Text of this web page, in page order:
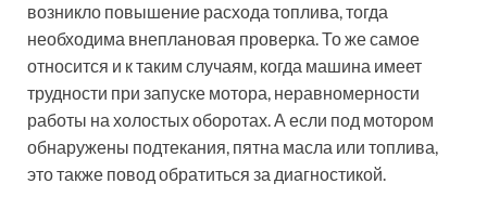
возникло повышение расхода топлива, тогда
необходима внеплановая проверка. То же самое
относится и к таким случаям, когда машина имеет
трудности при запуске мотора, неравномерности
работы на холостых оборотах. А если под мотором
обнаружены подтекания, пятна масла или топлива,
это также повод обратиться за диагностикой.